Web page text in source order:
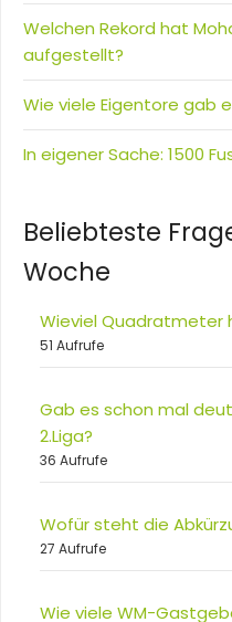
Welchen Rekord hat
aufgestellt?
Wie viele Eigentore gab
In eigener Sache: 1500
Beliebteste
Woche
Wieviel Quadratmeter
51 Aufrufe
Gab es schon mal
2.Liga?
36 Aufrufe
Wofür steht die
27 Aufrufe
Wie viele WM-